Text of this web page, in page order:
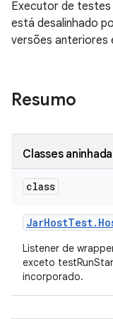
Executor de
está desalinhado
versões anteriores
Resumo
Classes
class
JarHostTest.
Listener de
exceto
incorporado.